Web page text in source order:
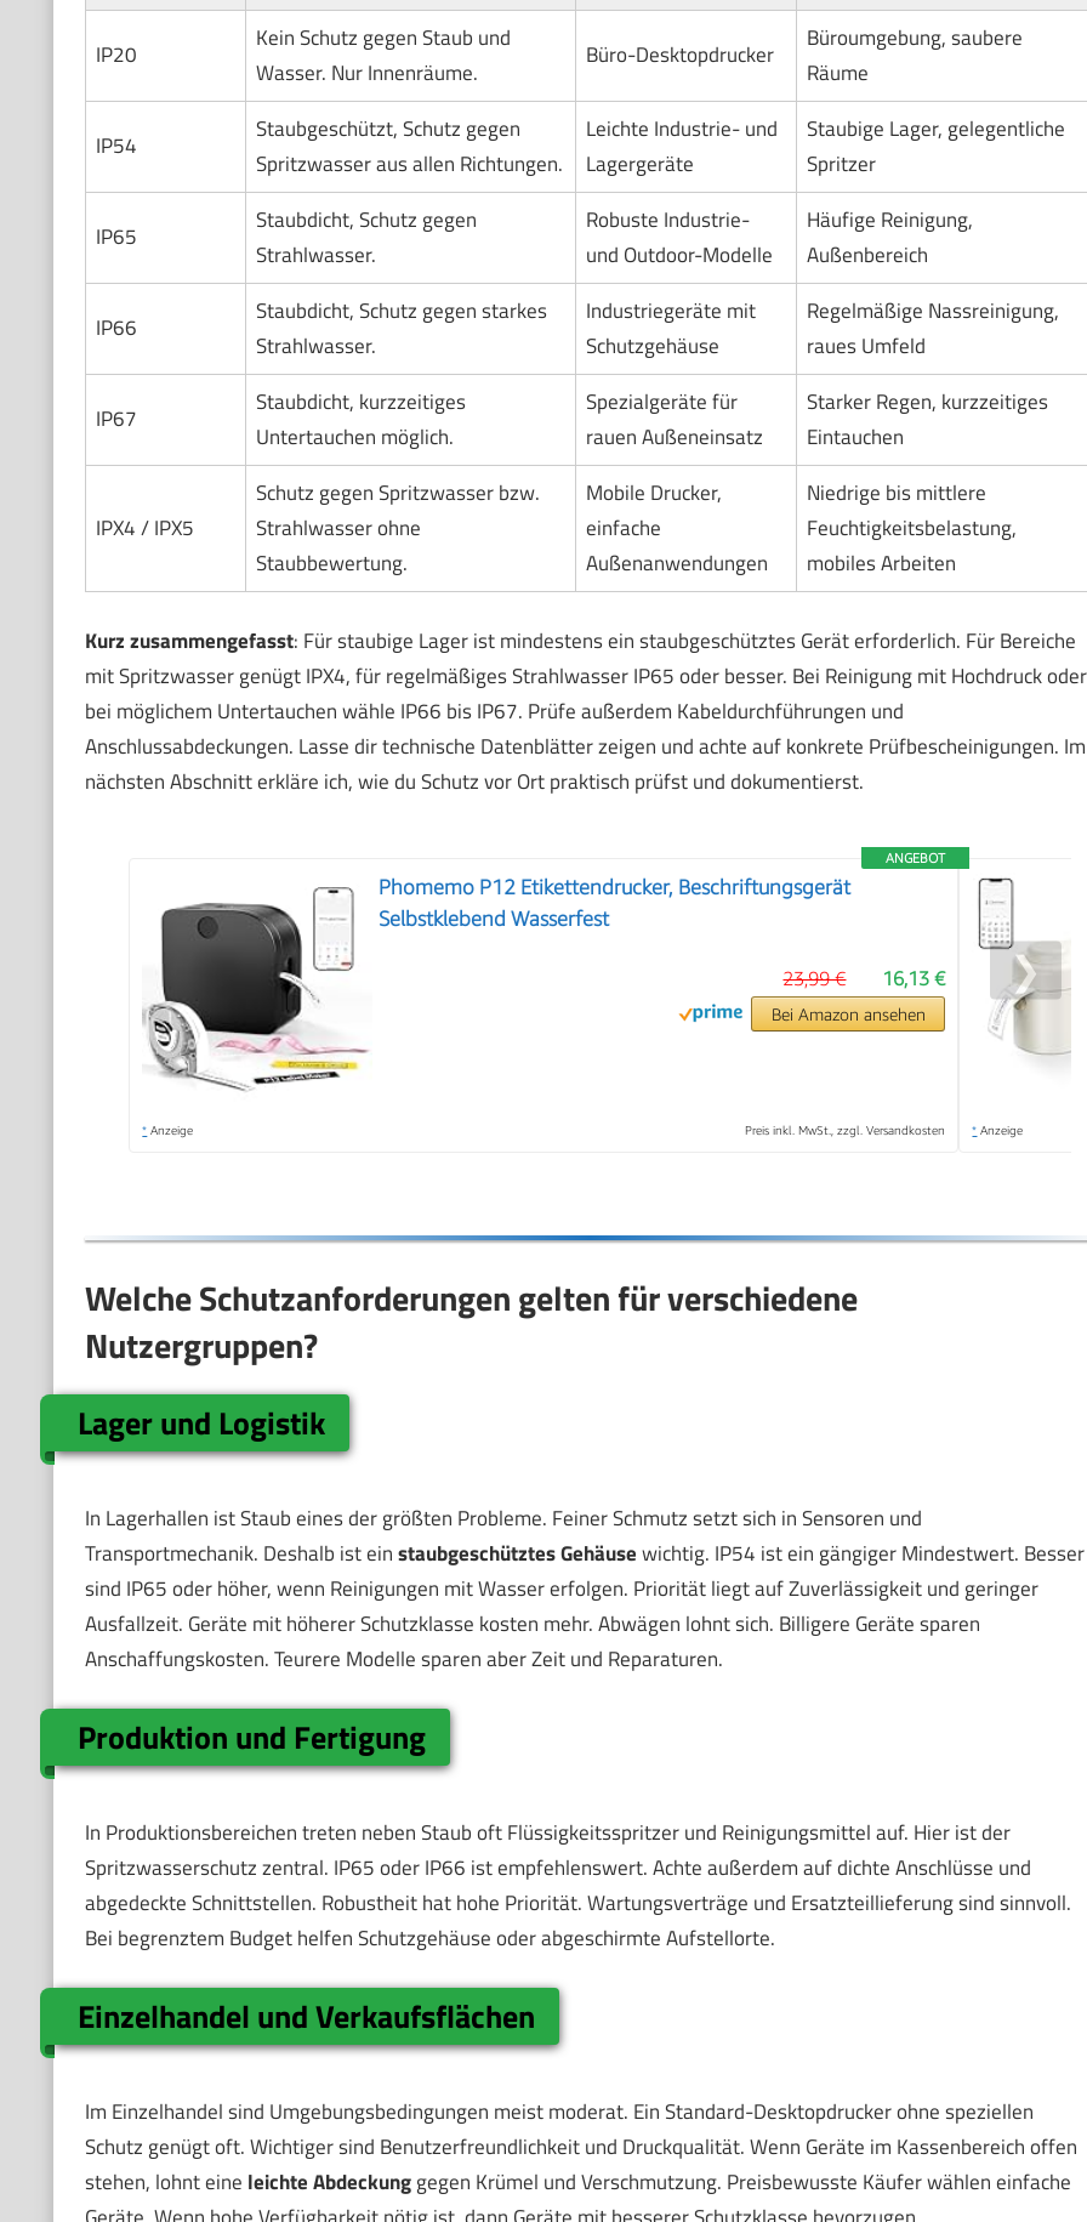
IP20
Kein Schutz gegen Staub und
Wasser. Nur Innenräume.
Büro-Desktopdrucker
Büroumgebung, saubere
Räume
IP54
Staubgeschützt, Schutz gegen
Spritzwasser aus allen Richtungen.
Leichte Industrie- und
Lagergeräte
Staubige Lager, gelegentliche
Spritzer
IP65
Staubdicht, Schutz gegen
Strahlwasser.
Robuste Industrie-
und Outdoor-Modelle
Häufige Reinigung,
Außenbereich
IP66
Staubdicht, Schutz gegen starkes
Strahlwasser.
Industriegeräte mit
Schutzgehäuse
Regelmäßige Nassreinigung,
raues Umfeld
IP67
Staubdicht, kurzzeitiges
Untertauchen möglich.
Spezialgeräte für
rauen Außeneinsatz
Starker Regen, kurzzeitiges
Eintauchen
IPX4 / IPX5
Schutz gegen Spritzwasser bzw.
Strahlwasser ohne
Staubbewertung.
Mobile Drucker,
einfache
Außenanwendungen
Niedrige bis mittlere
Feuchtigkeitsbelastung,
mobiles Arbeiten
Kurz zusammengefasst: Für staubige Lager ist mindestens ein staubgeschütztes Gerät erforderlich. Für Bereiche
mit Spritzwasser genügt IPX4, für regelmäßiges Strahlwasser IP65 oder besser. Bei Reinigung mit Hochdruck oder
bei möglichem Untertauchen wähle IP66 bis IP67. Prüfe außerdem Kabeldurchführungen und
Anschlussabdeckungen. Lasse dir technische Datenblätter zeigen und achte auf konkrete Prüfbescheinigungen. Im
nächsten Abschnitt erkläre ich, wie du Schutz vor Ort praktisch prüfst und dokumentierst.
ANGEBOT
Phomemo P12 Etikettendrucker, Beschriftungsgerät
Selbstklebend Wasserfest
16,13 €
23,99 €
Bei Amazon ansehen
* Anzeige Preis inkl. MwSt., zzgl. Versandkosten * Anzeige
❯
Welche Schutzanforderungen gelten für verschiedene
Nutzergruppen?
Lager und Logistik
In Lagerhallen ist Staub eines der größten Probleme. Feiner Schmutz setzt sich in Sensoren und
Transportmechanik. Deshalb ist einstaubgeschütztes Gehäusewichtig. IP54 ist ein gängiger Mindestwert. Besser
sind IP65 oder höher, wenn Reinigungen mit Wasser erfolgen. Priorität liegt auf Zuverlässigkeit und geringer
Ausfallzeit. Geräte mit höherer Schutzklasse kosten mehr. Abwägen lohnt sich. Billigere Geräte sparen
Anschaffungskosten. Teurere Modelle sparen aber Zeit und Reparaturen.
Produktion und Fertigung
In Produktionsbereichen treten neben Staub oft Flüssigkeitsspritzer und Reinigungsmittel auf. Hier ist der
Spritzwasserschutz zentral. IP65 oder IP66 ist empfehlenswert. Achte außerdem auf dichte Anschlüsse und
abgedeckte Schnittstellen. Robustheit hat hohe Priorität. Wartungsverträge und Ersatzteillieferung sind sinnvoll.
Bei begrenztem Budget helfen Schutzgehäuse oder abgeschirmte Aufstellorte.
Einzelhandel und Verkaufsflächen
Im Einzelhandel sind Umgebungsbedingungen meist moderat. Ein Standard-Desktopdrucker ohne speziellen
Schutz genügt oft. Wichtiger sind Benutzerfreundlichkeit und Druckqualität. Wenn Geräte im Kassenbereich offen
stehen, lohnt eine leichte Abdeckunggegen Krümel und Verschmutzung. Preisbewusste Käufer wählen einfache